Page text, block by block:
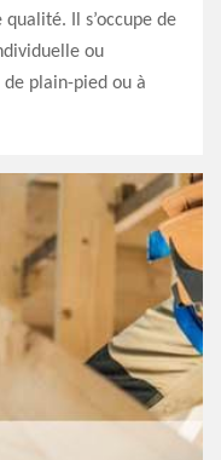
Il s’occupe de
ou
plain-pied ou à